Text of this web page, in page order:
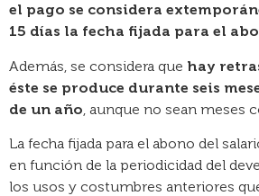
el pago se considera
15 días la fecha fijada para el
Además, se considera que hay
éste se produce durante seis
de un año , aunque no sean meses
La fecha fijada para el abono del
en función de la periodicidad del
los usos y costumbres anteriores